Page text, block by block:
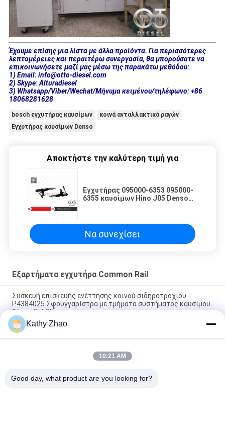
Έχουμε επίσης μια λίστα με άλλα προϊόντα. Για περισσότερες
λεπτομέρειες και περαιτέρω συνεργασία, θα μπορούσατε να
επικοινωνήσετε μαζί μας μέσω της παρακάτω μεθόδου:
1) Email: info@otto-diesel.com
2) Skype: Alturadiesel
3) Whatsapp/Viber/Wechat/Μήνυμα κειμένου/τηλέφωνο: +86
18068281628
bosch εγχυτήρας καυσίμων
κοινά ανταλλακτικά ραγών
Εγχυτήρας καυσίμων Denso
Αποκτήστε την καλύτερη τιμή για
Εγχυτήρας 095000-6353 095000-
6355 καυσίμων Hino J05 Denso
Να συνεχίσει
Εξαρτήματα εγχυτήρα Common Rail
Συσκευή επισκευής ενέττησης κοινού σιδηροτροχίου
P4384025 Σφουγγαρίστρα με τμήματα συστήματος καυσίμου
θέσης βαλβίδας
Γνήσιοι κοινοί εγχυτήρες RE529118/RE524382 095000-
649#/880# καυσίμων diesel Denso ραγών
Κιτ επισκευής M11 Common Rail για εξαρτήματα μπεκ EUI
Kathy Zhao
10:21 AM
Good day, what product are you looking for?